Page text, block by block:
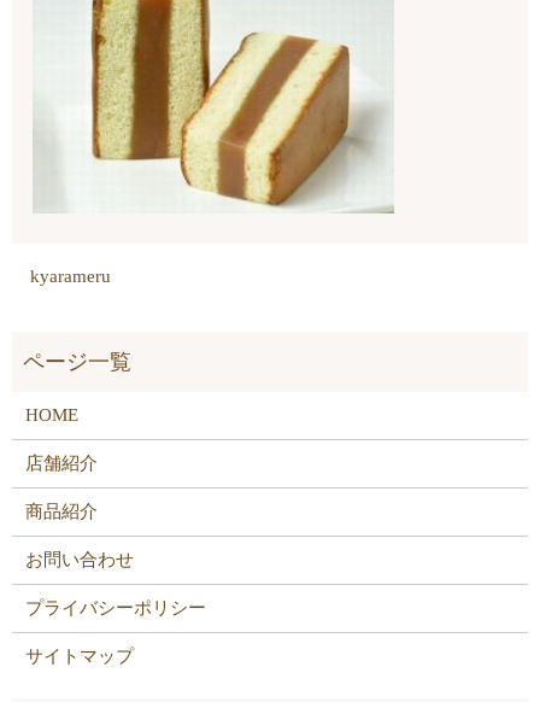
kyarameru
HOME
店舗紹介
商品紹介
お問い合わせ
プライバシーポリシー
サイトマップ